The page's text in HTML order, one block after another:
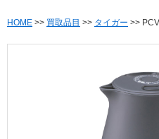
HOME >> 買取品目 >> タイガー >>